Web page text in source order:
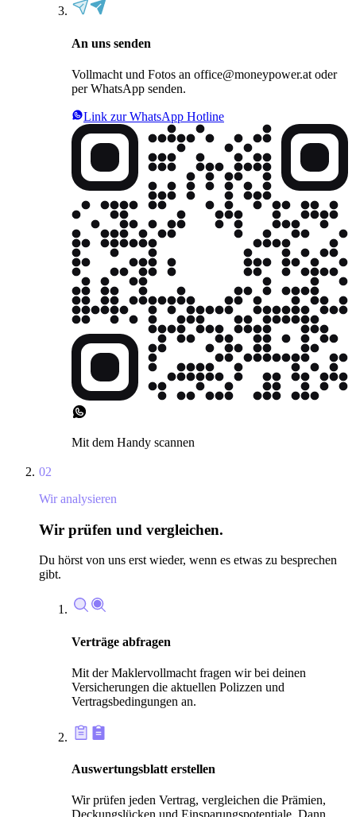
An uns senden
Vollmacht und Fotos an office@moneypower.at oder
per WhatsApp senden.
Link zur WhatsApp Hotline
Mit dem Handy scannen
02
Wir analysieren
Wir prüfen und vergleichen.
Du hörst von uns erst wieder, wenn es etwas zu besprechen
gibt.
Verträge abfragen
Mit der Maklervollmacht fragen wir bei deinen
Versicherungen die aktuellen Polizzen und
Vertragsbedingungen an.
Auswertungsblatt erstellen
Wir prüfen jeden Vertrag, vergleichen die Prämien,